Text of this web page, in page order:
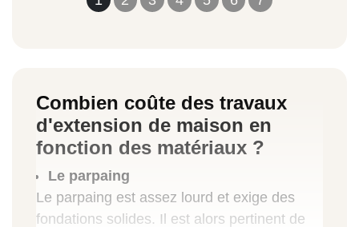
Combien coûte des travaux
d'extension de maison en
fonction des matériaux ?
Le parpaing
Le parpaing est assez lourd et exige des
fondations solides. Il est alors pertinent de